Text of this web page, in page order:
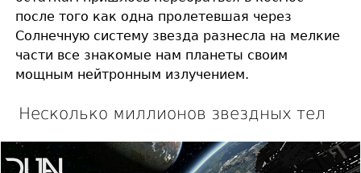
после того как одна пролетевшая через
Солнечную систему звезда разнесла на мелкие
части все знакомые нам планеты своим
мощным нейтронным излучением.
Несколько миллионов звездных тел